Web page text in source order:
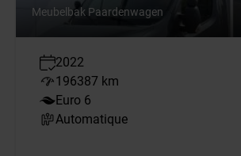
Meubelbak Paardenwagen
2022
196387 km
Euro 6
Automatique